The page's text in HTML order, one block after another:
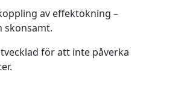
av effektökning –
skonsamt.
för att inte påverka